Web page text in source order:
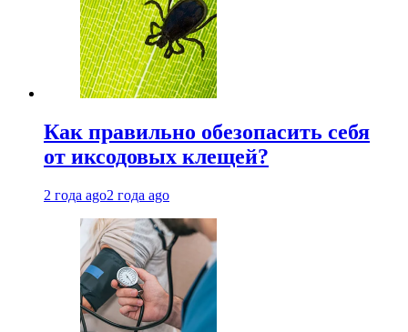
Как правильно обезопасить себя
от иксодовых клещей?
2 года ago2 года ago